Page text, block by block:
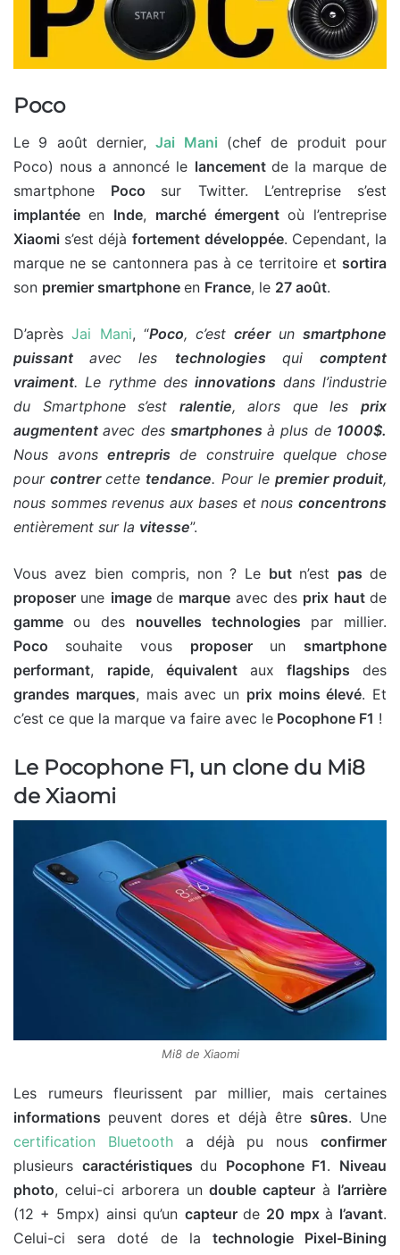
Poco
Le 9 août dernier,Jai Mani (chef de produit pour
Poco) nous a annoncé le lancement de la marque de
smartphone Poco sur Twitter. L’entreprise s’est
implantée en Inde, marché émergent où l’entreprise
Xiaomi s’est déjàfortement développée. Cependant, la
marque ne se cantonnera pas à ce territoire et sortira
son premier smartphone en France, le 27 août.
D’aprèsJai Mani, “Poco, c’estcréer unsmartphone
puissantavec les technologies quicomptent
vraiment. Le rythme desinnovations dans l’industrie
du Smartphone s’est ralentie, alors que lesprix
augmententavec des smartphonesà plus de 1000$.
Nous avonsentreprisde construire quelque chose
pourcontrercette tendance. Pour le premier produit,
nous sommes revenus aux bases et nous concentrons
entièrement sur la vitesse”.
Vous avez bien compris, non ? Le but n’est pasde
proposer une imagede marque avec des prix hautde
gamme ou des nouvelles technologies par millier.
Poco souhaite vous proposer un smartphone
performant, rapide,équivalent auxflagshipsdes
grandes marques, mais avec un prix moins élevé. Et
c’est ce que la marque va faire avec le Pocophone F1 !
Le Pocophone F1, un clone du Mi8
de Xiaomi
Mi8 de Xiaomi
Les rumeurs fleurissent par millier, mais certaines
informations peuvent dores et déjà être sûres. Une
certification Bluetootha déjà pu nousconfirmer
plusieurs caractéristiquesdu Pocophone F1. Niveau
photo, celui-ci arborera undouble capteur à l’arrière
(12 + 5mpx) ainsi qu’un capteur de 20 mpx à l’avant.
Celui-ci sera doté de la technologie Pixel-Bining